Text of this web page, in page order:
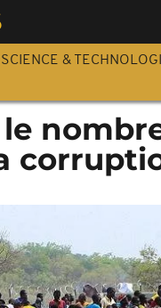
SCIENCE &